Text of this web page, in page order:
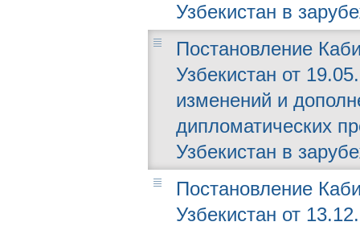
Узбекистан в
Постановление
Узбекистан от
изменений и
дипломатических
Узбекистан в
Постановление
Узбекистан от